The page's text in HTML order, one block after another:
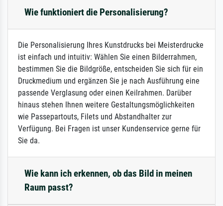
Wie funktioniert die Personalisierung?
Die Personalisierung Ihres Kunstdrucks bei Meisterdrucke
ist einfach und intuitiv: Wählen Sie einen Bilderrahmen,
bestimmen Sie die Bildgröße, entscheiden Sie sich für ein
Druckmedium und ergänzen Sie je nach Ausführung eine
passende Verglasung oder einen Keilrahmen. Darüber
hinaus stehen Ihnen weitere Gestaltungsmöglichkeiten
wie Passepartouts, Filets und Abstandhalter zur
Verfügung. Bei Fragen ist unser Kundenservice gerne für
Sie da.
Wie kann ich erkennen, ob das Bild in meinen
Raum passt?